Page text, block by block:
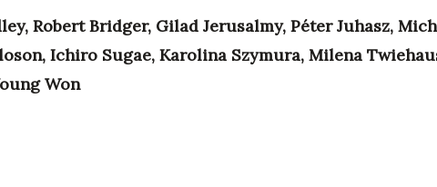
Robert Bridger, Gilad Jerusalmy, Péter Juhasz,
Ichiro Sugae, Karolina Szymura, Milena
Won